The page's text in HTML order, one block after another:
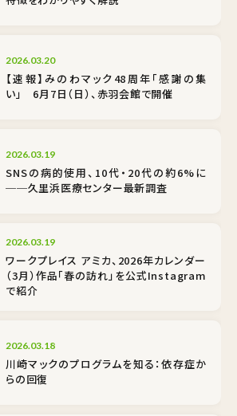
2026.03.20
【速報】みのわマック48周年「感謝の集
い」 6月7日（日）、赤羽会館で開催
2026.03.19
SNSの病的使用、10代・20代の約6%に
──久里浜医療センター最新調査
2026.03.19
ワークプレイス アミカ、2026年カレンダー
（3月）作品「春の訪れ」を公式Instagram
で紹介
2026.03.18
川崎マックのプログラムを知る：依存症か
らの回復